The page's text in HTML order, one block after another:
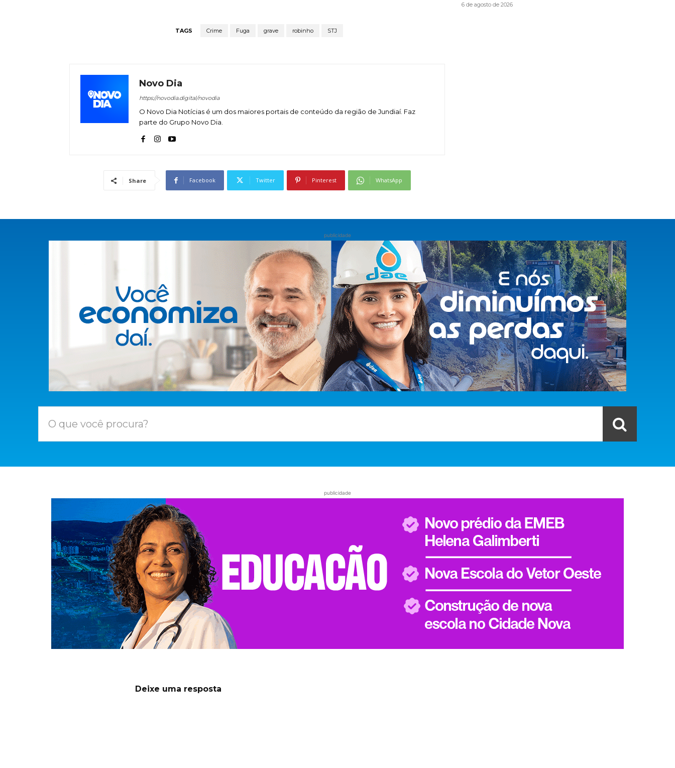
TAGS Crime Fuga grave robinho STJ
Novo Dia
https://novodia.digital/novodia
O Novo Dia Notícias é um dos maiores portais de conteúdo da região de Jundiaí. Faz
parte do Grupo Novo Dia.
Share Facebook Twitter Pinterest WhatsApp
6 de agosto de 2026
publicidade
O que você procura?
publicidade
Deixe uma resposta